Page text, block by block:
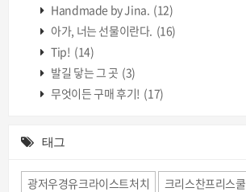
Handmade by Jina. (12)
아가, 너는 선물이란다. (16)
Tip! (14)
발길 닿는 그 곳 (3)
무엇이든 구매 후기! (17)
태그
광저우경유크라이스트처치 크리스찬프리스쿨